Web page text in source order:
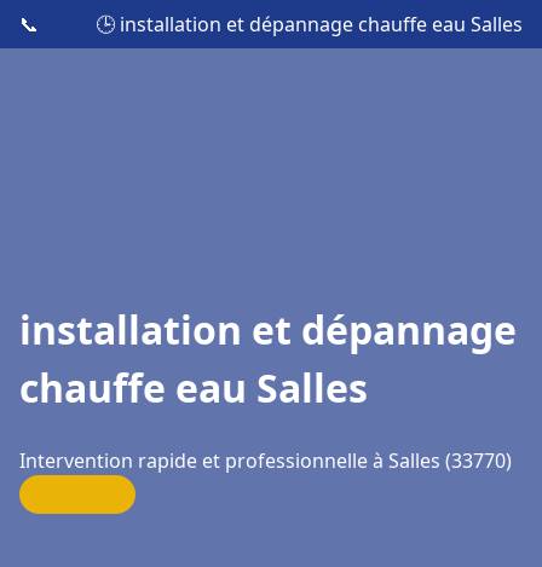
📞 🕒 installation et dépannage chauffe eau Salles
installation et dépannage
chauffe eau Salles
Intervention rapide et professionnelle à Salles (33770)